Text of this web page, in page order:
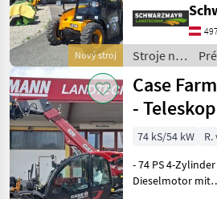
Nový stroj
Výška zdvihu: 4
Krútiaci moment
ot./min: 66, 9 NM
Stroje na
stavbu /
JCB
Case
-
74 kS/54 kW R.
- 74 PS 4-Zylinder
Dieselmotor mit